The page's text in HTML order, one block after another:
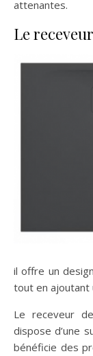
attenantes.
Le
il offre un
tout en ajoutant
Le receveur
dispose d’une
bénéficie des